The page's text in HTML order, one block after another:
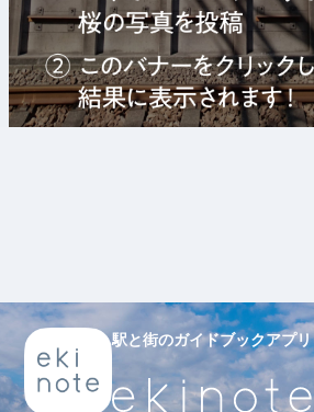
駅と街のガイドブックアプリ